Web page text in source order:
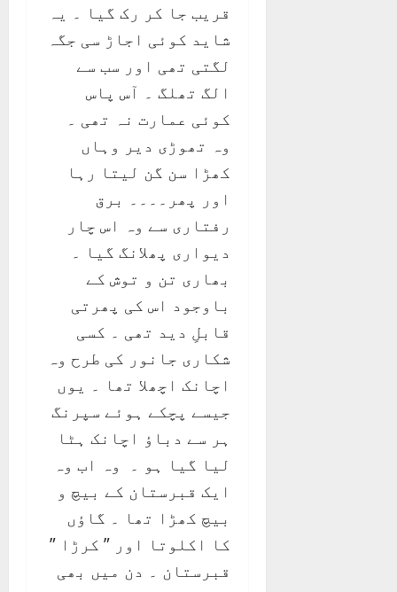
قریب جا کر رک گیا ۔ یہ
شاید کوئی اجاڑ سی جگہ
لگتی تھی اور سب سے
الگ تھلگ ۔ آس پاس
کوئی عمارت نہ تھی ۔
وہ تھوڑی دیر وہاں
کھڑا سن گن لیتا رہا
اور پھر۔۔۔۔ برق
رفتاری سے وہ اس چار
دیواری پھلانگ گیا ۔
بھاری تن و توش کے
باوجود اس کی پھرتی
قابلِ دید تھی ۔ کسی
شکاری جانور کی طرح وہ
اچانک اچھلا تھا ۔ یوں
جیسے پچکے ہوئے سپرنگ
ہر سے دباؤ اچانک ہٹا
لیا گیا ہو ۔ وہ اب وہ
ایک قبرستان کے بیچ و
بیچ کھڑا تھا ۔ گاؤں
کا اکلوتا اور ” کرڑا ”
قبرستان ۔ دن میں بھی